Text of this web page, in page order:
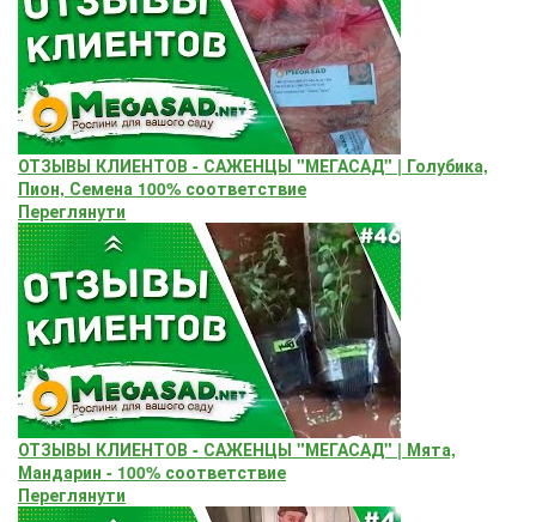
ОТЗЫВЫ КЛИЕНТОВ - САЖЕНЦЫ "МЕГАСАД" | Голубика,
Пион, Семена 100% соответствие
Переглянути
ОТЗЫВЫ КЛИЕНТОВ - САЖЕНЦЫ "МЕГАСАД" | Мята,
Мандарин - 100% соответствие
Переглянути